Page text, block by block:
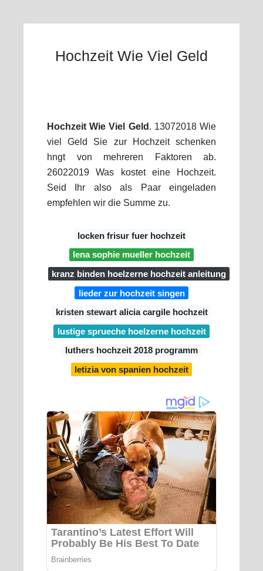
Hochzeit Wie Viel Geld
Hochzeit Wie Viel Geld . 13072018 Wie
viel Geld Sie zur Hochzeit schenken
hngt von mehreren Faktoren ab.
26022019 Was kostet eine Hochzeit.
Seid Ihr also als Paar eingeladen
empfehlen wir die Summe zu.
locken frisur fuer hochzeit
lena sophie mueller hochzeit
kranz binden hoelzerne hochzeit anleitung
lieder zur hochzeit singen
kristen stewart alicia cargile hochzeit
lustige sprueche hoelzerne hochzeit
luthers hochzeit 2018 programm
letizia von spanien hochzeit